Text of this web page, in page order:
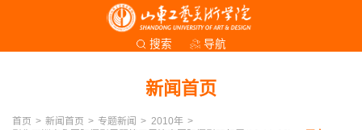
搜索 导航
新闻首页
首页 > 新闻首页 > 专题新闻 > 2010年 >